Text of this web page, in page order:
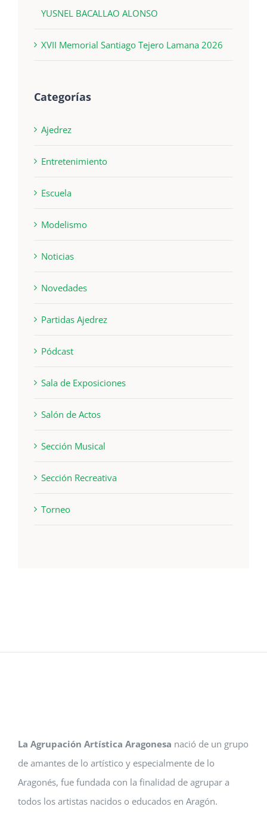
YUSNEL BACALLAO ALONSO
XVII Memorial Santiago Tejero Lamana 2026
Categorías
Ajedrez
Entretenimiento
Escuela
Modelismo
Noticias
Novedades
Partidas Ajedrez
Pódcast
Sala de Exposiciones
Salón de Actos
Sección Musical
Sección Recreativa
Torneo
La Agrupación Artística Aragonesa nació de un grupo
de amantes de lo artístico y especialmente de lo
Aragonés, fue fundada con la finalidad de agrupar a
todos los artistas nacidos o educados en Aragón.